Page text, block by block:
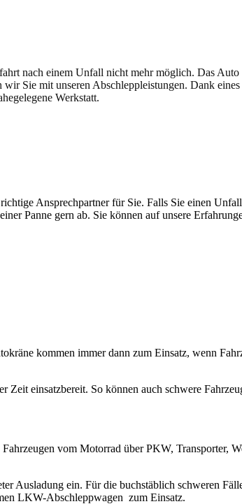
nach einem Unfall nicht mehr möglich. Das
Sie mit unseren Abschleppleistungen. Dank
Werkstatt.
Ansprechpartner für Sie. Falls Sie einen
Panne gern ab. Sie können auf unsere
kommen immer dann zum Einsatz, wenn
Zeit einsatzbereit. So können auch schwere
vom Motorrad über PKW, Transporter,
Ausladung ein. Für die buchstäblich schweren
LKW-Abschleppwagen zum Einsatz.